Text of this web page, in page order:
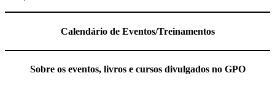
Calendário de Eventos/Treinamentos
Sobre os eventos, livros e cursos divulgados no GPO